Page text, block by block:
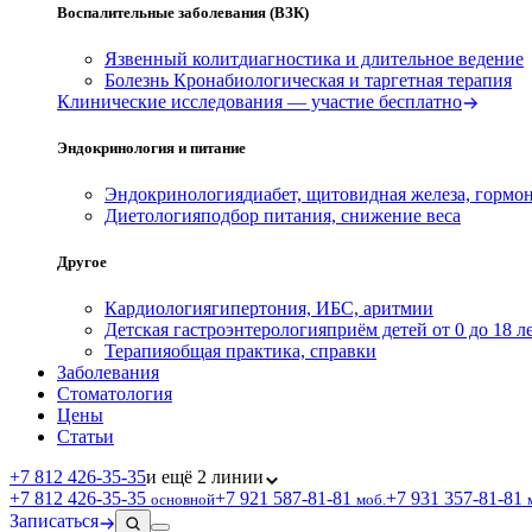
Воспалительные заболевания (ВЗК)
Язвенный колитдиагностика и длительное ведение
Болезнь Кронабиологическая и таргетная терапия
Клинические исследования — участие бесплатно
Эндокринология и питание
Эндокринологиядиабет, щитовидная железа,
Диетологияподбор питания, снижение веса
Другое
Кардиологиягипертония, ИБС, аритмии
Детская гастроэнтерологияприём детей от 0 до 18
Терапияобщая практика, справки
Заболевания
Стоматология
Цены
Статьи
+7 812 426‑35‑35и ещё 2 линии
+7 812 426‑35‑35 основной+7 921 587‑81‑81 моб.+7 931 357‑81‑81
Записаться